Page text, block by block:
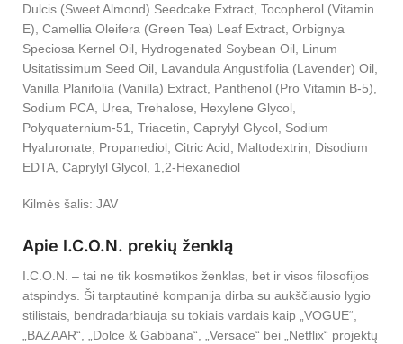
Dulcis (Sweet Almond) Seedcake Extract, Tocopherol (Vitamin
E), Camellia Oleifera (Green Tea) Leaf Extract, Orbignya
Speciosa Kernel Oil, Hydrogenated Soybean Oil, Linum
Usitatissimum Seed Oil, Lavandula Angustifolia (Lavender) Oil,
Vanilla Planifolia (Vanilla) Extract, Panthenol (Pro Vitamin B-5),
Sodium PCA, Urea, Trehalose, Hexylene Glycol,
Polyquaternium-51, Triacetin, Caprylyl Glycol, Sodium
Hyaluronate, Propanediol, Citric Acid, Maltodextrin, Disodium
EDTA, Caprylyl Glycol, 1,2-Hexanediol
Kilmės šalis: JAV
Apie I.C.O.N. prekių ženklą
I.C.O.N. – tai ne tik kosmetikos ženklas, bet ir visos filosofijos
atspindys. Ši tarptautinė kompanija dirba su aukščiausio lygio
stilistais, bendradarbiauja su tokiais vardais kaip „VOGUE“,
„BAZAAR“, „Dolce & Gabbana“, „Versace“ bei „Netflix“ projektų